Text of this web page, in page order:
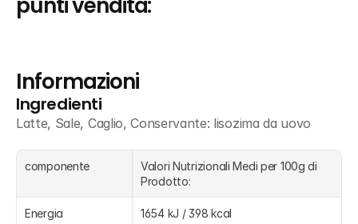
Informazioni
Ingredienti
Latte, Sale, Caglio, Conservante: lisozima da uovo
componente
Valori Nutrizionali Medi per 100g di
Prodotto:
Energia 1654 kJ / 398 kcal